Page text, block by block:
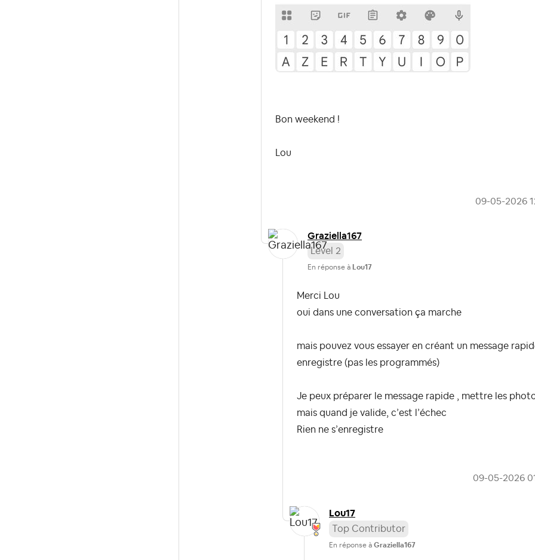
Bon weekend !
Lou
‎09-05-2026
Graziella167
Level 2
En réponse à Lou17
Merci Lou
oui dans une conversation ça marche
mais pouvez vous essayer en créant un message
enregistre (pas les programmés)
Je peux préparer le message rapide , mettre les
mais quand je valide, c’est l’échec
Rien ne s’enregistre
‎09-05-2026
Lou17
Top Contributor
En réponse à Graziella167